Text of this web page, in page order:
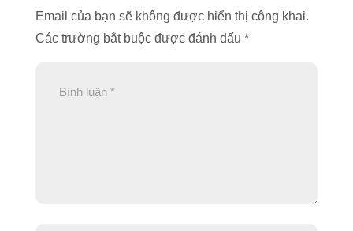
Email của bạn sẽ không được hiển thị công khai.
Các trường bắt buộc được đánh dấu *